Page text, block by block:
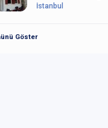
İstanbul
Göster